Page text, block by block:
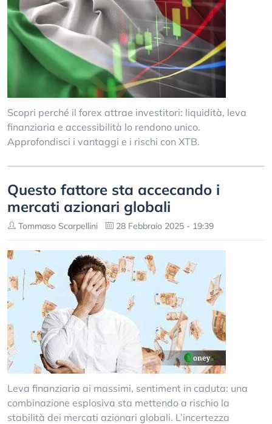
Scopri perché il forex attrae investitori: liquidità, leva
finanziaria e accessibilità lo rendono unico.
Approfondisci i vantaggi e i rischi con XTB.
Questo fattore sta accecando i
mercati azionari globali
Tommaso Scarpellini 28 Febbraio 2025 - 19:39
Leva finanziaria ai massimi, sentiment in caduta: una
combinazione esplosiva sta mettendo a rischio la
stabilità dei mercati azionari globali. L’incertezza